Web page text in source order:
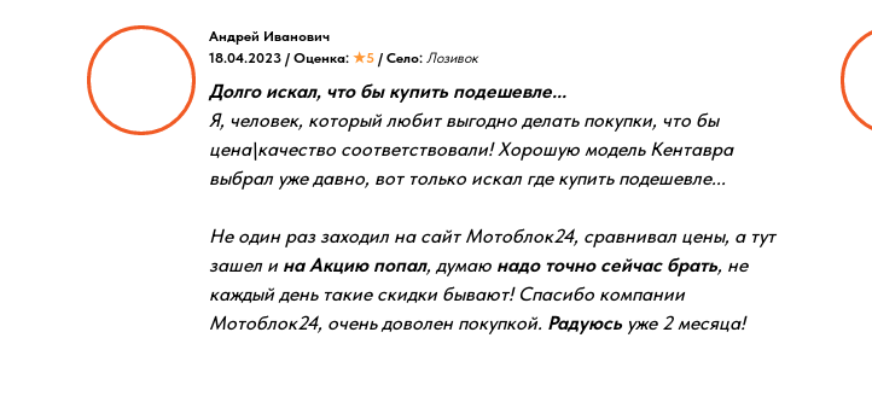
Долго искал, что бы купить подешевле...
Я, человек, который любит выгодно делать покупки, что бы
цена\качество соответствовали! Хорошую модель Кентавра
выбрал уже давно, вот только искал где купить подешевле...
Не один раз заходил на сайт Мотоблок24, сравнивал цены, а тут
зашел и на Акцию попал, думаю надо точно сейчас брать, не
каждый день такие скидки бывают! Спасибо компании
Мотоблок24, очень доволен покупкой. Радуюсь уже 2 месяца!
Андрей Иванович
18.04.2023 / Оценка: ★5 / Село: Лозивок